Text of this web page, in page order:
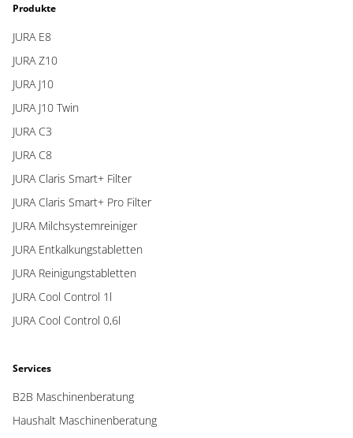
Produkte
JURA E8
JURA Z10
JURA J10
JURA J10 Twin
JURA C3
JURA C8
JURA Claris Smart+ Filter
JURA Claris Smart+ Pro Filter
JURA Milchsystemreiniger
JURA Entkalkungstabletten
JURA Reinigungstabletten
JURA Cool Control 1l
JURA Cool Control 0,6l
Services
B2B Maschinenberatung
Haushalt Maschinenberatung